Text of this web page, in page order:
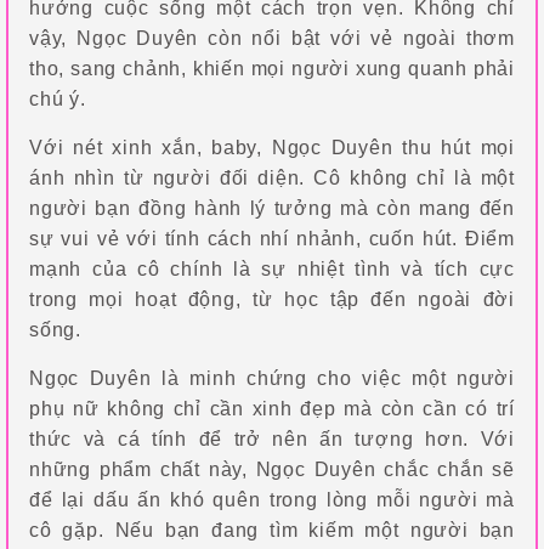
hưởng cuộc sống một cách trọn vẹn. Không chỉ
vậy, Ngọc Duyên còn nổi bật với vẻ ngoài thơm
tho, sang chảnh, khiến mọi người xung quanh phải
chú ý.
Với nét xinh xắn, baby, Ngọc Duyên thu hút mọi
ánh nhìn từ người đối diện. Cô không chỉ là một
người bạn đồng hành lý tưởng mà còn mang đến
sự vui vẻ với tính cách nhí nhảnh, cuốn hút. Điểm
mạnh của cô chính là sự nhiệt tình và tích cực
trong mọi hoạt động, từ học tập đến ngoài đời
sống.
Ngọc Duyên là minh chứng cho việc một người
phụ nữ không chỉ cần xinh đẹp mà còn cần có trí
thức và cá tính để trở nên ấn tượng hơn. Với
những phẩm chất này, Ngọc Duyên chắc chắn sẽ
để lại dấu ấn khó quên trong lòng mỗi người mà
cô gặp. Nếu bạn đang tìm kiếm một người bạn